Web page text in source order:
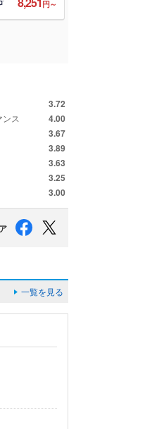
円～
3.72
ス 4.00
3.67
3.89
3.63
3.25
3.00
一覧を見る